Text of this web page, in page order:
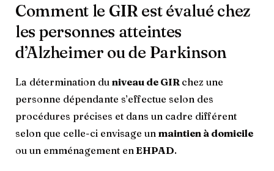
Comment le GIR est évalué chez
les personnes atteintes
d’Alzheimer ou de Parkinson
La détermination du niveau de GIR chez une
personne dépendante s’effectue selon des
procédures précises et dans un cadre différent
selon que celle-ci envisage un maintien à domicile
ou un emménagement en EHPAD.